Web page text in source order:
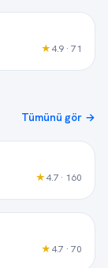
★4.9 · 71
Tümünü gör →
★4.7 · 160
★4.7 · 70